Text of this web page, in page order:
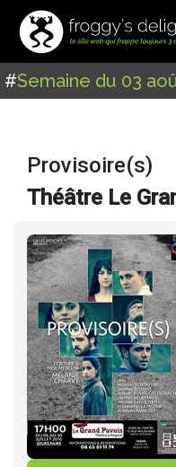
#Semaine du 03
Provisoire(s)
Théâtre Le